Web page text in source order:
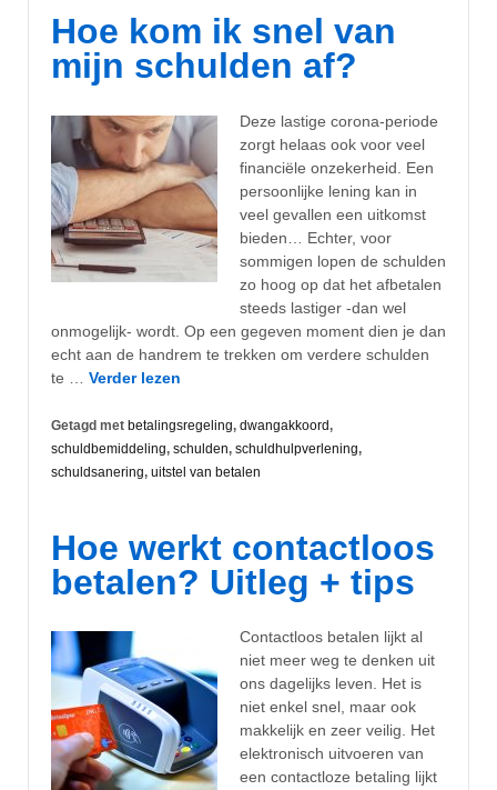
Hoe kom ik snel van
mijn schulden af?
Deze lastige corona-periode
zorgt helaas ook voor veel
financiële onzekerheid. Een
persoonlijke lening kan in
veel gevallen een uitkomst
bieden… Echter, voor
sommigen lopen de schulden
zo hoog op dat het afbetalen
steeds lastiger -dan wel
onmogelijk- wordt. Op een gegeven moment dien je dan
echt aan de handrem te trekken om verdere schulden
te … Verder lezen
Getagd met betalingsregeling, dwangakkoord,
schuldbemiddeling, schulden, schuldhulpverlening,
schuldsanering, uitstel van betalen
Hoe werkt contactloos
betalen? Uitleg + tips
Contactloos betalen lijkt al
niet meer weg te denken uit
ons dagelijks leven. Het is
niet enkel snel, maar ook
makkelijk en zeer veilig. Het
elektronisch uitvoeren van
een contactloze betaling lijkt